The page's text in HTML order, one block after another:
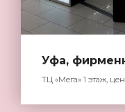
Уфа,
ТЦ «Мега» 1 этаж,